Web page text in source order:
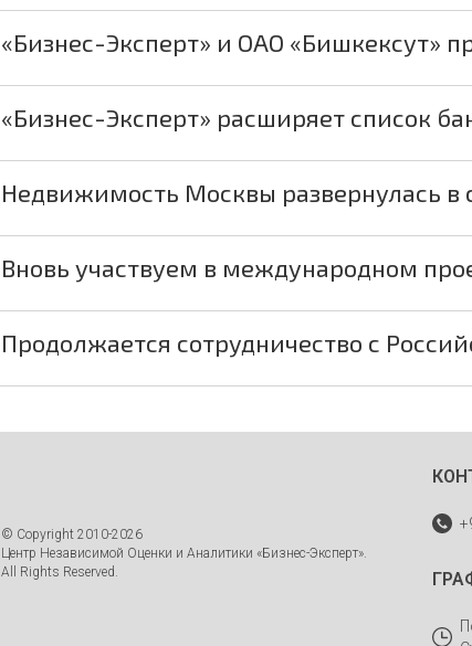
«Бизнес-Эксперт» и ОАО «Бишкексут»
«Бизнес-Эксперт» расширяет список
Недвижимость Москвы развернулась в
Вновь участвуем в международном
Продолжается сотрудничество с
© Copyright 2010-2026
Центр Независимой Оценки и Аналитики «Бизнес-Эксперт».
All Rights Reserved.